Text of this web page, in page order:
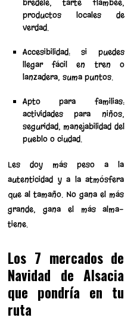
bredele, tarte flambée,
productos locales de
verdad.
Accesibilidad: si puedes
llegar fácil en tren o
lanzadera, suma puntos.
Apto para familias:
actividades para niños,
seguridad, manejabilidad del
pueblo o ciudad.
Les doy más peso a la
autenticidad y a la atmósfera
que al tamaño. No gana el más
grande, gana el más alma-
tiene.
Los 7 mercados de
Navidad de Alsacia
que pondría en tu
ruta